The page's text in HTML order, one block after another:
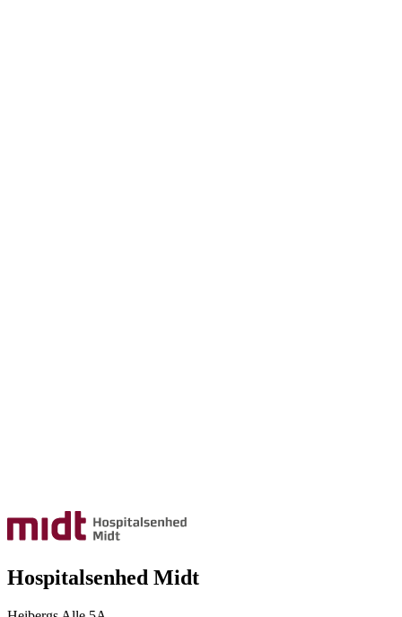
Hospitalsenhed Midt